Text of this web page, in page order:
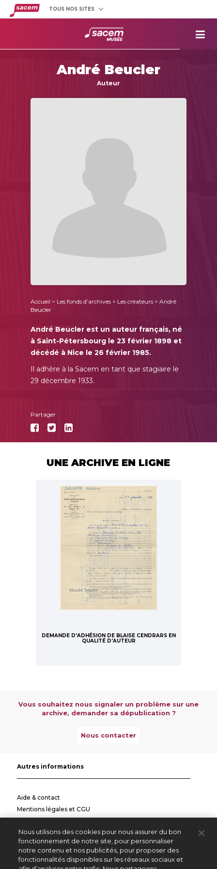
TOUS NOS SITES
André Beucler
Auteur
Accueil > Les fonds d’archives > Les créateurs > André
Beucler
André Beucler est un auteur français, né
à Saint-Pétersbourg le 23 février 1898 et
décédé à Nice le 26 février 1985.
Il adhère à la Sacem en tant que stagiaire le
29 décembre 1933.
Partager :
UNE ARCHIVE EN LIGNE
DEMANDE D'ADHÉSION DE BLAISE CENDRARS EN
QUALITÉ D'AUTEUR
Vous souhaitez nous signaler un problème sur une
archive, demander sa dépublication ?
Nous contacter
Autres informations
Aide & contact
Mentions légales et CGU
Informations pratiques
Autres sites
Nous utilisons des cookies pour nous assurer du bon
fonctionnement de notre site, pour personnaliser
notre contenu et nos publicités, pour proposer des
fonctionnalités disponibles sur les réseaux sociaux et